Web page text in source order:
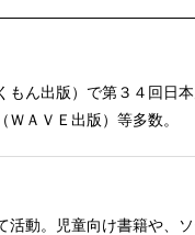
もん出版）で第３４回
ＡＶＥ出版）等多数。
活動。児童向け書籍や